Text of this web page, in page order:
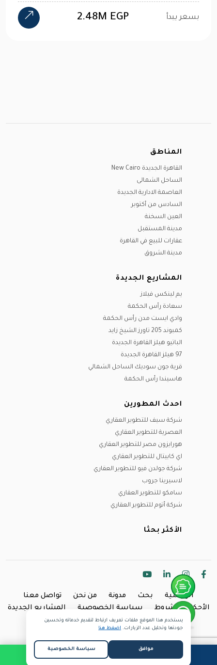
بسعر يبدأ 2.48M EGP
المناطق
القاهرة الجديدة New Cairo
الساحل الشمالى
العاصمة الادارية الجديدة
السادس من أكتوبر
العين السخنة
مدينة المستقبل
عقارات للبيع في القاهرة
مدينة الشروق
المشاريع الجديدة
يم لينكس فيلاز
سعادة رأس الحكمة
وادي ايست مدن رأس الحكمة
كمبوند 205 تاورز الشيخ زايد
الباتيو هيلز القاهرة الجديدة
97 هيلز القاهرة الجديدة
قرية جون سوديك الساحل الشمالي
هاسيندا رأس الحكمة
احدث المطورين
شركة سيف للتطوير العقاري
العصرية للتطوير العقاري
هورايزون مصر للتطوير العقاري
اي كابيتال للتطوير العقاري
شركة جولدن فيو للتطوير العقاري
لاسيرينا جروب
سامكو للتطوير العقاري
شركة أتوم للتطوير العقاري
الأكثر بحثا
الرئيسية بحث مدونة من نحن
تواصل معنا
الأحكام والشروط
سياسة الخصوصية المشاريع الجديدة
Copyright @2024 Inland.
يستخدم هذا الموقع ملفات تعريف ارتباط لتقديم خدماته وتحسين
جودتها وتحليل عدد الزيارات. اضغط هنا
موافق سياسة الخصوصية